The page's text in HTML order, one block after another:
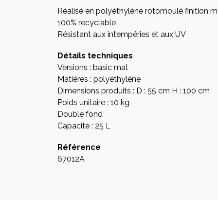
Réalisé en polyéthylène rotomoulé finition
100% recyclable
Résistant aux intempéries et aux UV
Détails techniques
Versions : basic mat
Matières : polyéthylène
Dimensions produits : D : 55 cm H : 100 cm
Poids unitaire : 10 kg
Double fond
Capacité : 25 L
Référence
67012A